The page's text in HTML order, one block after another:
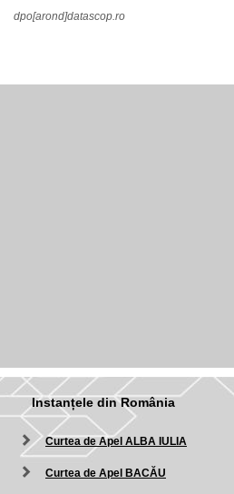
dpo[arond]datascop.ro
Instanțele din România
Curtea de Apel ALBA IULIA
Curtea de Apel BACĂU